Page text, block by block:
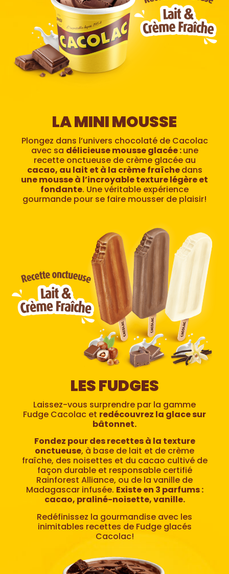
LA MINI MOUSSE
Plongez dans l’univers chocolaté de Cacolac
avec sa délicieuse mousse glacée :une
recette onctueuse de crème glacée au
cacao, au lait et à la crème fraîchedans
une mousse à l’incroyable texture légère et
fondante. Une véritable expérience
gourmande pour se faire mousser de plaisir!
LES FUDGES
Laissez-vous surprendre par la gamme
Fudge Cacolac et redécouvrez la glace sur
bâtonnet.
Fondez pour des recettes à la texture
onctueuse, à base de lait et de crème
fraîche, des noisettes et du cacao cultivé de
façon durable et responsable certifié
Rainforest Alliance, ou de la vanille de
Madagascar infusée. Existe en 3 parfums :
cacao, praliné-noisette, vanille.
Redéfinissez la gourmandise avec les
inimitables recettes de Fudge glacés
Cacolac!